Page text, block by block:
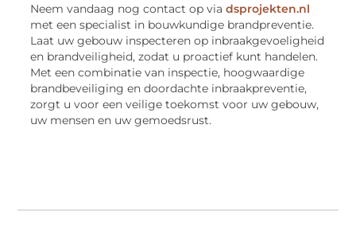
Neem vandaag nog contact op viadsprojekten.nl
met een specialist in bouwkundige brandpreventie.
Laat uw gebouw inspecteren op inbraakgevoeligheid
en brandveiligheid, zodat u proactief kunt handelen.
Met een combinatie van inspectie, hoogwaardige
brandbeveiliging en doordachte inbraakpreventie,
zorgt u voor een veilige toekomst voor uw gebouw,
uw mensen en uw gemoedsrust.